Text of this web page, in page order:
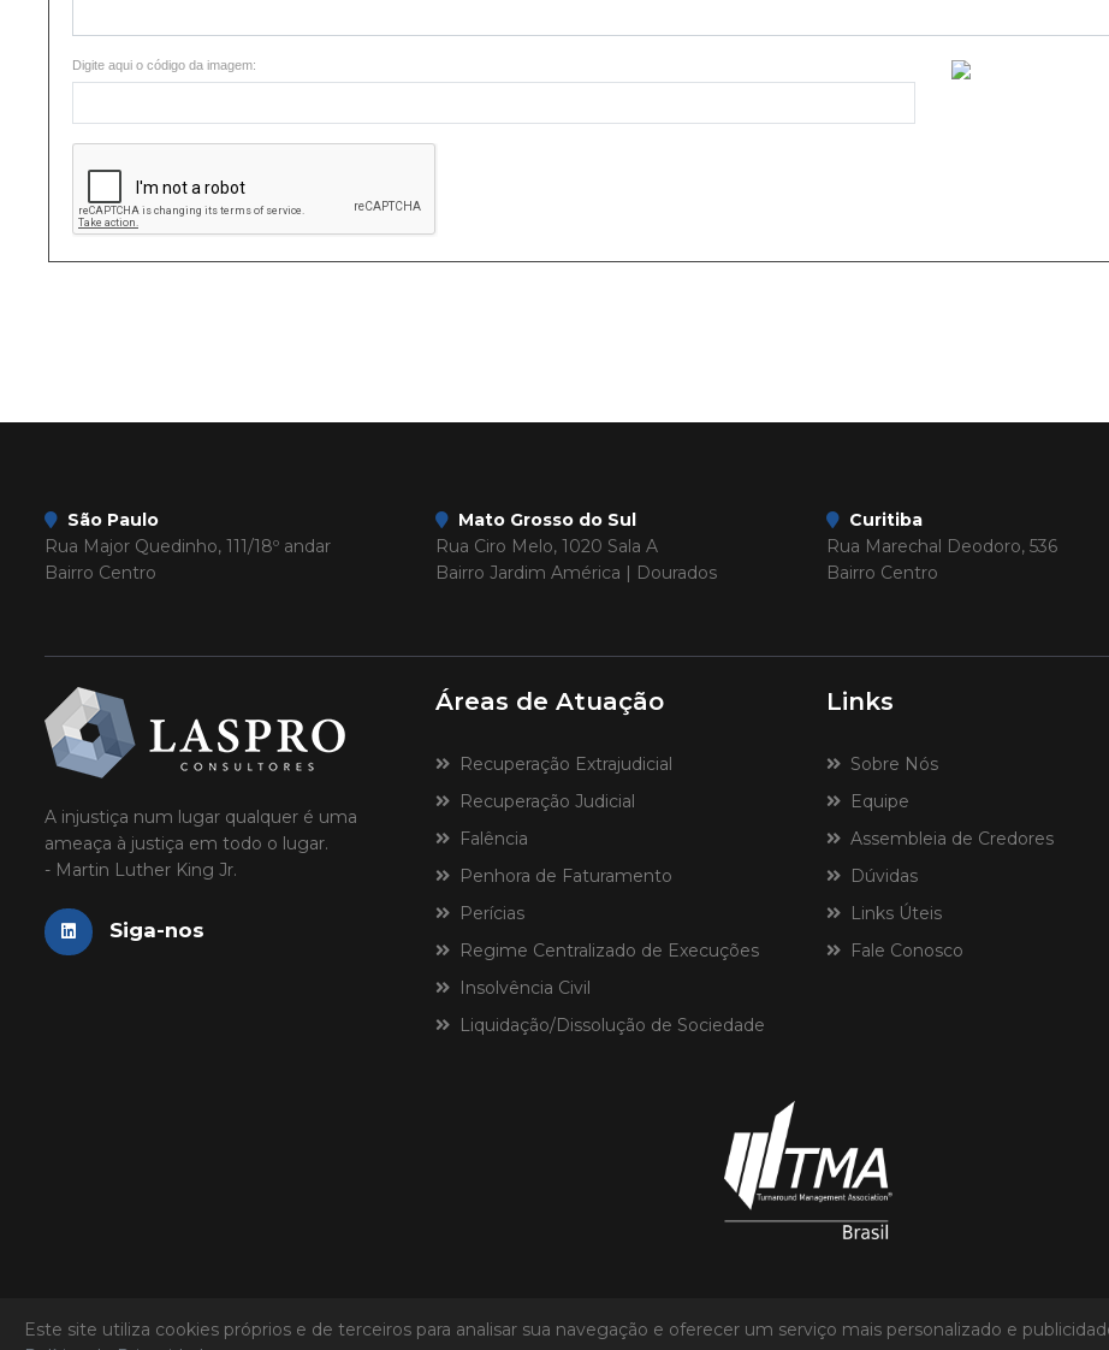
Digite aqui o código da imagem:
São Paulo
Rua Major Quedinho, 111/18º andar
Bairro Centro
Mato Grosso do Sul
Rua Ciro Melo, 1020 Sala A
Bairro Jardim América | Dourados
Curitiba
Rua Marechal Deodoro, 536
Bairro Centro
A injustiça num lugar qualquer é uma
ameaça à justiça em todo o lugar.
- Martin Luther King Jr.
Siga-nos
Áreas de Atuação
Recuperação Extrajudicial
Recuperação Judicial
Falência
Penhora de Faturamento
Perícias
Regime Centralizado de Execuções
Insolvência Civil
Liquidação/Dissolução de Sociedade
Links
Sobre Nós
Equipe
Assembleia de Credores
Dúvidas
Links Úteis
Fale Conosco
Laspro Consultores © 2026 - Todos os direitos reservados
Este site utiliza cookies próprios e de terceiros para analisar sua navegação e oferecer um serviço mais personalizado e